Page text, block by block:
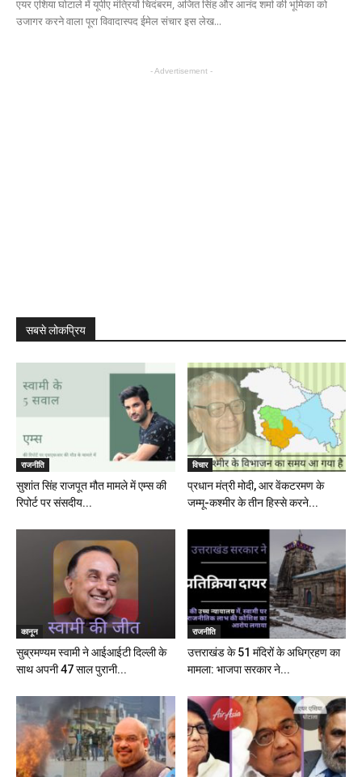
एयर एशिया घोटाले में यूपीए मंत्रियों चिदंबरम, अजित सिंह और आनंद शर्मा की भूमिका को
उजागर करने वाला पूरा विवादास्पद ईमेल संचार इस लेख...
- Advertisement -
सबसे लोकप्रिय
राजनीति
सुशांत सिंह राजपूत मौत मामले में एम्स की
रिपोर्ट पर संसदीय...
विचार
प्रधान मंत्री मोदी, आर वेंकटरमण के
जम्मू-कश्मीर के तीन हिस्से करने...
कानून
सुब्रमण्यम स्वामी ने आईआईटी दिल्ली के
साथ अपनी 47 साल पुरानी...
राजनीति
उत्तराखंड के 51 मंदिरों के अधिग्रहण का
मामला: भाजपा सरकार ने...